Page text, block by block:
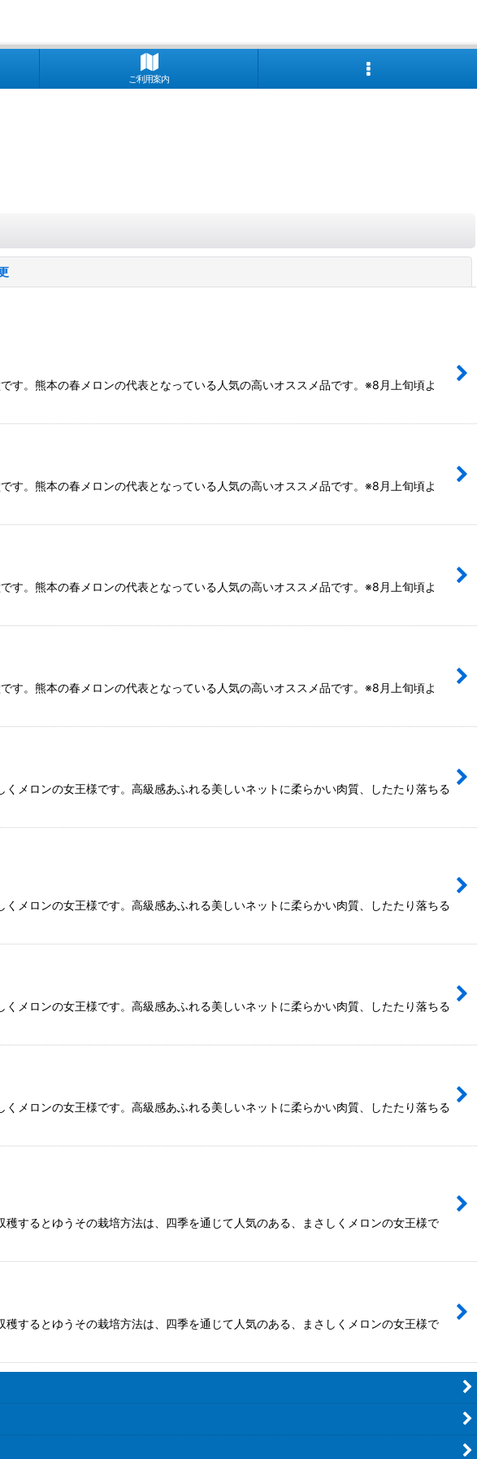
ご利用案内
。熊本の春メロンの代表となっている人気の高いオススメ品です。※8月上旬頃よ
。熊本の春メロンの代表となっている人気の高いオススメ品です。※8月上旬頃よ
。熊本の春メロンの代表となっている人気の高いオススメ品です。※8月上旬頃よ
。熊本の春メロンの代表となっている人気の高いオススメ品です。※8月上旬頃よ
メロンの女王様です。高級感あふれる美しいネットに柔らかい肉質、したたり落ちる
メロンの女王様です。高級感あふれる美しいネットに柔らかい肉質、したたり落ちる
メロンの女王様です。高級感あふれる美しいネットに柔らかい肉質、したたり落ちる
メロンの女王様です。高級感あふれる美しいネットに柔らかい肉質、したたり落ちる
するとゆうその栽培方法は、四季を通じて人気のある、まさしくメロンの女王様で
するとゆうその栽培方法は、四季を通じて人気のある、まさしくメロンの女王様で